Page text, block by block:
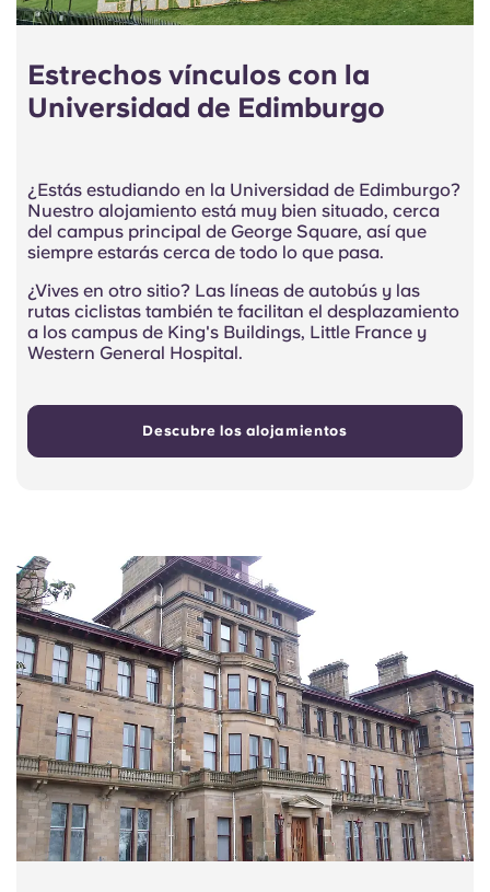
Estrechos vínculos con la
Universidad de Edimburgo
¿Estás estudiando en la Universidad de Edimburgo?
Nuestro alojamiento está muy bien situado, cerca
del campus principal de George Square, así que
siempre estarás cerca de todo lo que pasa.
¿Vives en otro sitio? Las líneas de autobús y las
rutas ciclistas también te facilitan el desplazamiento
a los campus de King's Buildings, Little France y
Western General Hospital.
Descubre los alojamientos